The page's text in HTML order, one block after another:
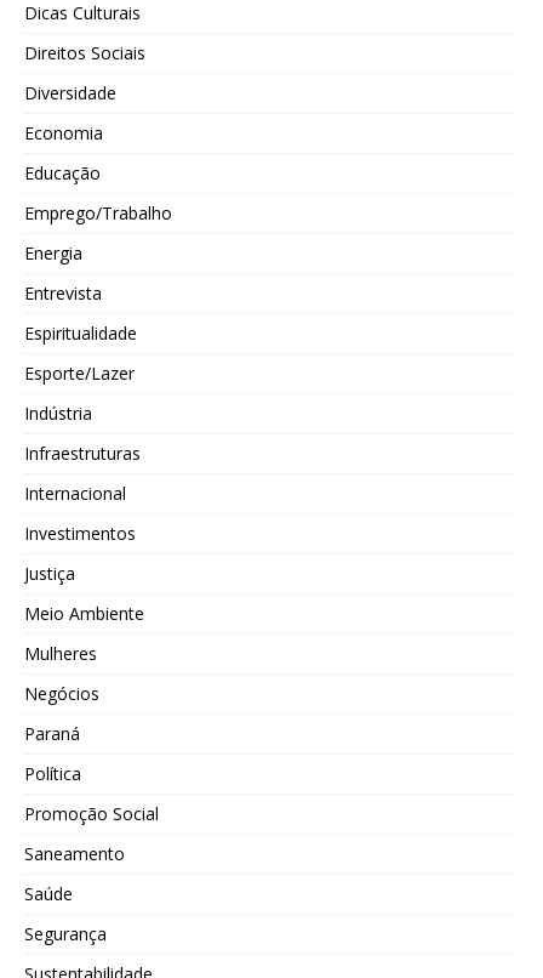
Dicas Culturais
Direitos Sociais
Diversidade
Economia
Educação
Emprego/Trabalho
Energia
Entrevista
Espiritualidade
Esporte/Lazer
Indústria
Infraestruturas
Internacional
Investimentos
Justiça
Meio Ambiente
Mulheres
Negócios
Paraná
Política
Promoção Social
Saneamento
Saúde
Segurança